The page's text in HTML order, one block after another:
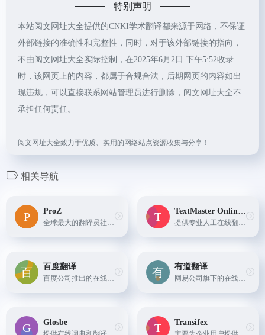
特别声明
本站阅文网址大全提供的CNKI学术翻译都来源于网络，不保证
外部链接的准确性和完整性，同时，对于该外部链接的指向，
不由阅文网址大全实际控制，在2025年6月2日 下午5:52收录
时，该网页上的内容，都属于合规合法，后期网页的内容如出
现违规，可以直接联系网站管理员进行删除，阅文网址大全不
承担任何责任。
阅文网址大全致力于优质、实用的网络站点资源收集与分享！
相关导航
ProZ
全球最大的翻译员社区之一，用户可以在这里找到专业的翻译人员和在线翻译工具。
TextMaster Online Translation
提供专业人工在线翻译服务，特别适用于高质量文档翻译需求。
百度翻译
百度公司推出的在线翻译工具，提供超过200种语言的翻译服务，以及图片、文档等多种形式的内容翻译。
有道翻译
网易公司旗下的在线翻译工具，提供多语种之间的文本翻译、网页翻译、文档翻译以及拍照翻译等多种功能，同时还有智能词典查询服务，支持海量词汇和例句学习。
Glosbe Transifex